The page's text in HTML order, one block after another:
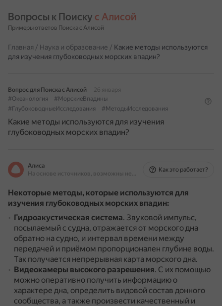
Вопросы к Поиску с Алисой
Примеры ответов Поиска с Алисой
Главная / Наука и образование / Какие методы используются
для изучения глубоководных морских впадин?
Вопрос для Поиска с Алисой
26 января
#Океанология
#МорскиеВпадины
#ГлубоководныеИсследования
#МетодыИсследования
Какие методы используются для изучения
глубоководных морских впадин?
Алиса
На основе источников, возможны неточности
Как это работает?
Некоторые методы, которые используются для
изучения глубоководных морских впадин:
Гидроакустическая система. Звуковой импульс,
посылаемый с судна, отражается от морского дна
обратно на судно, и интервал времени между
передачей и приёмом пропорционален глубине воды.
Так получается непрерывная карта морского дна.
Видеокамеры высокого разрешения. С их помощью
можно оперативно получить информацию о
характере дна, определить видовой состав донного
сообщества, а также произвести качественный и